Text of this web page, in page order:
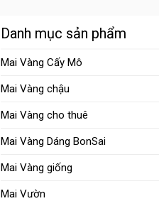
Danh mục sản phẩm
Mai Vàng Cấy Mô
Mai Vàng chậu
Mai Vàng cho thuê
Mai Vàng Dáng BonSai
Mai Vàng giống
Mai Vườn